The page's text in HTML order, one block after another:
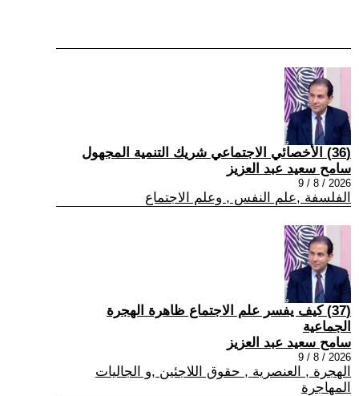
(36) الأخصائي الاجتماعي شريك التنمية المجهول
سامح سعيد عبد العزيز
2026 / 8 / 9
الفلسفة ,علم النفس , وعلم الاجتماع
(37) كيف يفسر علم الاجتماع ظاهرة الهجرة
الجماعية
سامح سعيد عبد العزيز
2026 / 8 / 9
الهجرة , العنصرية , حقوق اللاجئين ,و الجاليات
المهاجرة